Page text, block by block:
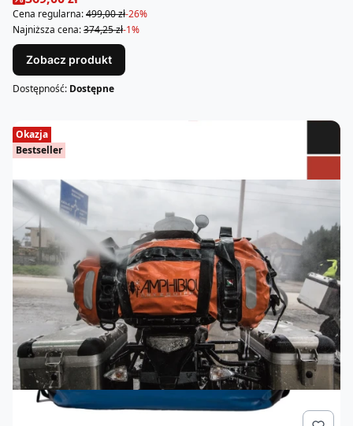
Cena regularna:499,00 zł-26%
Najniższa cena:374,25 zł-1%
Zobacz produkt
Dostępność: Dostępne
Okazja
Bestseller